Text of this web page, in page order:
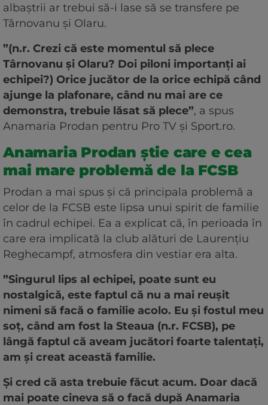
albaștrii ar trebui să-i lase să se transfere pe
Târnovanu și Olaru.
”(n.r. Crezi că este momentul să plece
Târnovanu și Olaru? Doi piloni importanți ai
echipei?) Orice jucător de la orice echipă când
ajunge la plafonare, când nu mai are ce
demonstra, trebuie lăsat să plece”, a spus
Anamaria Prodan pentru Pro TV și Sport.ro.
Anamaria Prodan știe care e cea
mai mare problemă de la FCSB
Prodan a mai spus și că principala problemă a
celor de la FCSB este lipsa unui spirit de familie
în cadrul echipei. Ea a explicat că, în perioada în
care era implicată la club alături de Laurențiu
Reghecampf, atmosfera din vestiar era alta.
”Singurul lips al echipei, poate sunt eu
nostalgică, este faptul că nu a mai reușit
nimeni să facă o familie acolo. Eu și fostul meu
soț, când am fost la Steaua (n.r. FCSB), pe
lângă faptul că aveam jucători foarte talentați,
am și creat această familie.
Și cred că asta trebuie făcut acum. Doar dacă
mai poate cineva să o facă după Anamaria